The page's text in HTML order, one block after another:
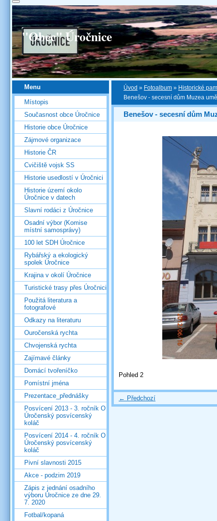
"Obec" Úročnice
Úvod » Fotoalbum » Historické
Benešov - secesní dům Muzea
Benešov - secesní dům
Pohled 2
← Předchozí
Menu
Místopis
Současnost obce Úročnice
Historie obce Úročnice
Zájmové organizace
Historie ČR
Cvičiště vojsk SS
Historie usedlostí v Úročnici
Historie území okolo
Úročnice v datech
Slavní rodáci z Úročnice
Osadní výbor (Komise
místní samosprávy)
100 let SDH Úročnice
Rybářský a ekologický
spolek Úročnice
Krajina v okolí Úročnice
Turistické trasy přes Úročnici
Použitá literatura a
fotografové
Odkazy na literaturu
Ouročenská rychta
Chvojenská rychta
Zajímavé články
Domácí tvořeníčko
Pomístní jména
Prezentace_přednášky
Posvícení 2013 - 3. ročník O
Úročenský posvícenský
koláč
Posvícení 2014 - 4. ročník O
Úročenský posvícenský
koláč
Pivní slavnosti 2015
Akce - podzim 2019
Zápis z jednání osadního
výboru Úročnice ze dne 29.
7. 2020
Fotbal/kopaná